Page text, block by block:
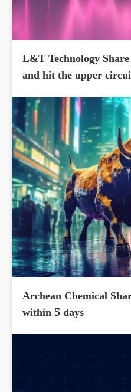
L&T Technology
and hit the upper
Archean Chemical
within 5 days